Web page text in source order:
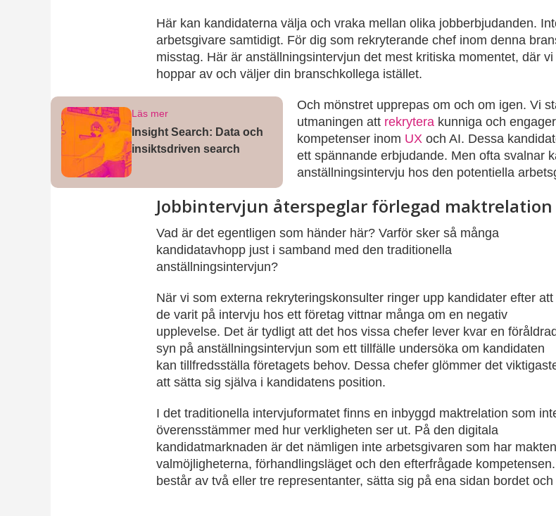
Här kan kandidaterna välja och vraka mellan olika jobberbjudanden.
arbetsgivare samtidigt. För dig som rekryterande chef inom denna
misstag. Här är anställningsintervjun det mest kritiska momentet, där
hoppar av och väljer din branschkollega istället.
Läs mer
Insight Search: Data och
insiktsdriven search
Och mönstret upprepas om och om igen. Vi
utmaningen att rekrytera kunniga och
kompetenser inom UX och AI. Dessa
ett spännande erbjudande. Men ofta svalnar
anställningsintervju hos den potentiella
Jobbintervjun återspeglar förlegad maktrelation
Vad är det egentligen som händer här? Varför sker så många
kandidatavhopp just i samband med den traditionella
anställningsintervjun?
När vi som externa rekryteringskonsulter ringer upp kandidater efter att
de varit på intervju hos ett företag vittnar många om en negativ
upplevelse. Det är tydligt att det hos vissa chefer lever kvar en föråldrad
syn på anställningsintervjun som ett tillfälle undersöka om kandidaten
kan tillfredsställa företagets behov. Dessa chefer glömmer det
att sätta sig själva i kandidatens position.
I det traditionella intervjuformatet finns en inbyggd maktrelation som
överensstämmer med hur verkligheten ser ut. På den digitala
kandidatmarknaden är det nämligen inte arbetsgivaren som har
valmöjligheterna, förhandlingsläget och den efterfrågade
består av två eller tre representanter, sätta sig på ena sidan bordet